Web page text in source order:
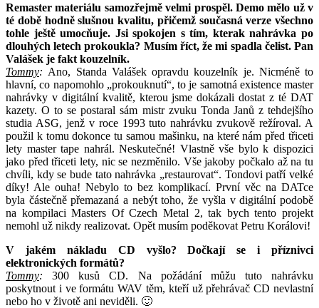
Remaster materiálu samozřejmě velmi prospěl. Demo mělo už v
té době hodně slušnou kvalitu, přičemž současná verze všechno
tohle ještě umocňuje. Jsi spokojen s tím, kterak nahrávka po
dlouhých letech prokoukla? Musím říct, že mi spadla čelist. Pan
Valášek je fakt kouzelník.
Tommy: Ano, Standa Valášek opravdu kouzelník je. Nicméně to
hlavní, co napomohlo „prokouknutí“, to je samotná existence master
nahrávky v digitální kvalitě, kterou jsme dokázali dostat z té DAT
kazety. O to se postaral sám mistr zvuku Tonda Janů z tehdejšího
studia ASG, jenž v roce 1993 tuto nahrávku zvukově režíroval. A
použil k tomu dokonce tu samou mašinku, na které nám před třiceti
lety master tape nahrál. Neskutečné! Vlastně vše bylo k dispozici
jako před třiceti lety, nic se nezměnilo. Vše jakoby počkalo až na tu
chvíli, kdy se bude tato nahrávka „restaurovat“. Tondovi patří velké
díky! Ale ouha! Nebylo to bez komplikací. První věc na DATce
byla částečně přemazaná a nebýt toho, že vyšla v digitální podobě
na kompilaci Masters Of Czech Metal 2, tak bych tento projekt
nemohl už nikdy realizovat. Opět musím poděkovat Petru Korálovi!
V jakém nákladu CD vyšlo? Dočkají se i příznivci
elektronických formátů?
Tommy:300 kusů CD. Na požádání můžu tuto nahrávku
poskytnout i ve formátu WAV těm, kteří už přehrávač CD nevlastní
nebo ho v životě ani neviděli. 🙂